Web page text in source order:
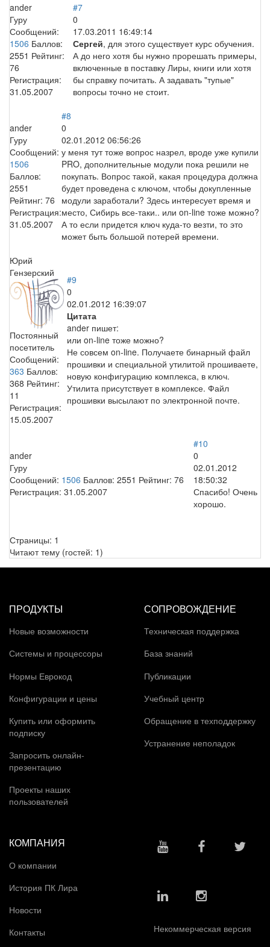
ander
Гуру
Сообщений:
1506 Баллов:
2551 Рейтинг:
76
Регистрация:
31.05.2007
#7
0
17.03.2011 16:49:14
Сергей, для этого существует курс обучения.
А до него хотя бы нужно прорешать примеры,
включенные в поставку Лиры, книги или хотя
бы справку почитать. А задавать "тупые"
вопросы точно не стоит.
ander
Гуру
Сообщений:
1506
Баллов:
2551
Рейтинг: 76
Регистрация:
31.05.2007
#8
0
02.01.2012 06:56:26
у меня тут тоже вопрос назрел, вроде уже купили
PRO, дополнительные модули пока решили не
покупать. Вопрос такой, какая процедура должна
будет проведена с ключом, чтобы докупленные
модули заработали? Здесь интересует время и
место, Сибирь все-таки.. или on-line тоже можно?
А то если придется ключ куда-то везти, то это
может быть большой потерей времени.
Юрий
Гензерский
Постоянный
посетитель
Сообщений:
363 Баллов:
368 Рейтинг:
11
Регистрация:
15.05.2007
#9
0
02.01.2012 16:39:07
Цитата
ander пишет:
или on-line тоже можно?
Не совсем on-line. Получаете бинарный файл
прошивки и специальной утилитой прошиваете,
новую конфигурацию комплекса, в ключ.
Утилита присутствует в комплексе. Файл
прошивки высылают по электронной почте.
ander
Гуру
Сообщений: 1506 Баллов: 2551 Рейтинг: 76
Регистрация: 31.05.2007
#10
0
02.01.2012
18:50:32
Спасибо! Очень
хорошо.
Страницы: 1
Читают тему (гостей: 1)
ПРОДУКТЫ
Новые возможности
Системы и процессоры
Нормы Еврокод
Конфигурации и цены
Купить или оформить
подписку
Запросить онлайн-
презентацию
Проекты наших
пользователей
СОПРОВОЖДЕНИЕ
Техническая поддержка
База знаний
Публикации
Учебный центр
Обращение в техподдержку
Устранение неполадок
КОМПАНИЯ
О компании
История ПК Лира
Новости
Контакты
Некоммерческая версия